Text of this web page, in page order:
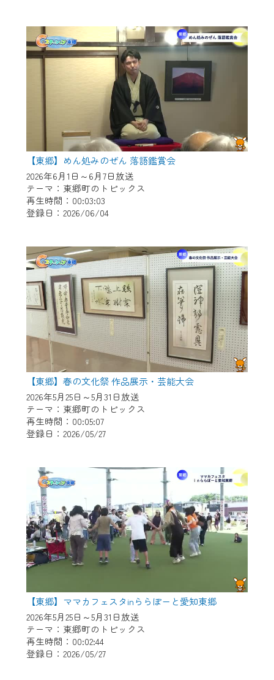
【東郷】めん処みのぜん 落語鑑賞会
2026年6月1日～6月7日放送
テーマ：東郷町のトピックス
再生時間：00:03:03
登録日：2026/06/04
【東郷】春の文化祭 作品展示・芸能大会
2026年5月25日～5月31日放送
テーマ：東郷町のトピックス
再生時間：00:05:07
登録日：2026/05/27
【東郷】ママカフェスタinららぽーと愛知東郷
2026年5月25日～5月31日放送
テーマ：東郷町のトピックス
再生時間：00:02:44
登録日：2026/05/27
作業の間は、CCNetWebTVの画面が「メン
テナンス中」になり、ご利用いただけませ
ん。
ご不便をおかけいたしますが、ご了承の程
よろしくお願いいたします。